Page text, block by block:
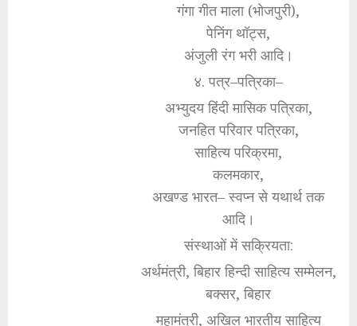
गंगा गीत माला (भोजपुरी),
पेनिंग थॉट्स,
अंजुली रंग भरी आदि।
४. पत्र–पत्रिका–
अभ्युदय हिंदी मासिक पत्रिका,
जनहित परिवार पत्रिका,
साहित्य परिक्रमा,
कलमकार,
अखण्ड भारत– स्वप्न से यथार्थ तक
आदि।
संस्थाओं में सक्रियता:
अर्थमंत्री, बिहार हिन्दी साहित्य सम्मेलन,
बक्सर, बिहार
महामंत्री, अखिल भारतीय साहित्य